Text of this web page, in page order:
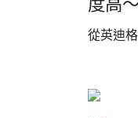
度高
從英迪